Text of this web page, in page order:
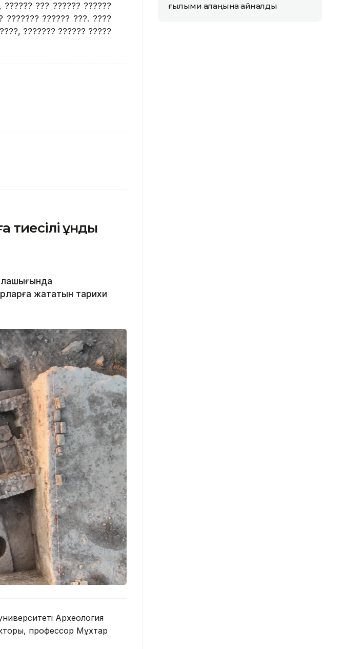
??? ?????? ??????
??????? ?????? ???. ????
??????? ?????? ?????
құнды
жататын тарихи
Археология
профессор Мұхтар
ғылыми алаңына айналды